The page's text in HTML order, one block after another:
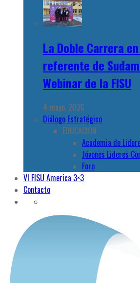
La Doble Carrera
referente de
Webinar de la FISU
4 mayo, 2026
Diálogo Estratégico
EDUCACION
Academia de
Jóvenes Lideres
Foro
VI FISU America 3×3
Contacto